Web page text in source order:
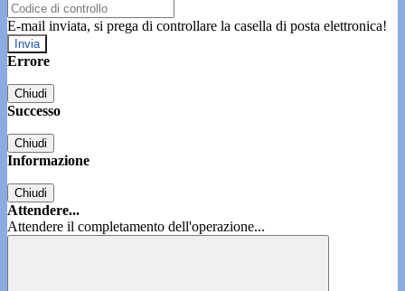
E-mail inviata, si prega di controllare la casella di posta elettronica!
Errore
Chiudi
Successo
Chiudi
Informazione
Chiudi
Attendere...
Attendere il completamento dell'operazione...